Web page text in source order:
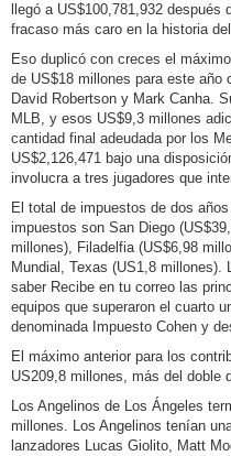
llegó a US$100,781,932
fracaso más caro en la historia
Eso duplicó con creces el
de US$18 millones para este año
David Robertson y Mark Canha.
MLB, y esos US$9,3 millones
cantidad final adeudada por los
US$2,126,471 bajo una
involucra a tres jugadores que
El total de impuestos de dos
impuestos son San Diego
millones), Filadelfia (US$6,98
Mundial, Texas (US1,8
saber Recibe en tu correo las
equipos que superaron el cuarto
denominada Impuesto Cohen y
El máximo anterior para los
US209,8 millones, más del doble
Los Angelinos de Los Ángeles
millones. Los Angelinos tenían
lanzadores Lucas Giolito, Matt